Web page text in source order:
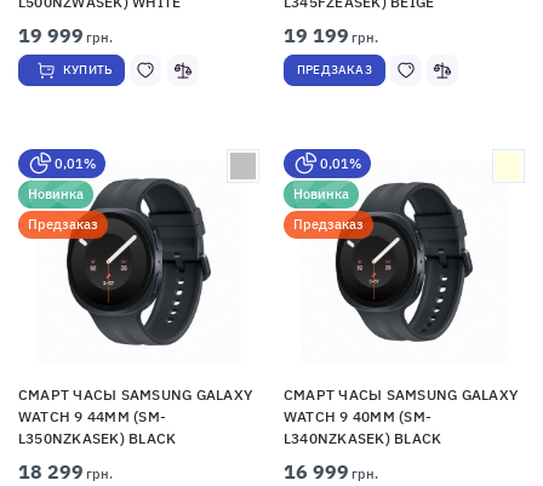
19 999 грн.
КУПИТЬ
19 199 грн.
ПРЕДЗАКАЗ
0,01%
Новинка
Предзаказ
СМАРТ ЧАСЫ SAMSUNG GALAXY
WATCH 9 44MM (SM-
L350NZKASEK) BLACK
18 299 грн.
0,01%
Новинка
Предзаказ
СМАРТ ЧАСЫ SAMSUNG GALAXY
WATCH 9 40MM (SM-
L340NZKASEK) BLACK
16 999 грн.